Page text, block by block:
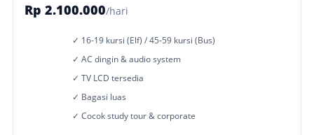
Rp 2.100.000/hari
✓ 16-19 kursi (Elf) / 45-59 kursi (Bus)
✓ AC dingin & audio system
✓ TV LCD tersedia
✓ Bagasi luas
✓ Cocok study tour & corporate